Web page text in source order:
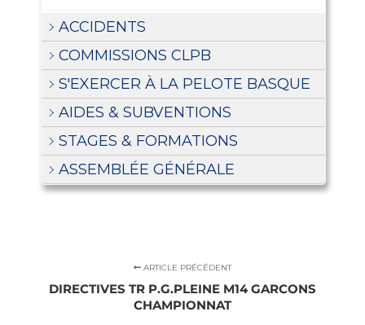
ACCIDENTS
COMMISSIONS CLPB
S'EXERCER À LA PELOTE BASQUE
AIDES & SUBVENTIONS
STAGES & FORMATIONS
ASSEMBLÉE GÉNÉRALE
ARTICLE PRÉCÉDENT
DIRECTIVES TR P.G.PLEINE M14 GARCONS
CHAMPIONNAT